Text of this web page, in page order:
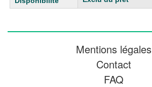
Mentions légales
Contact
FAQ